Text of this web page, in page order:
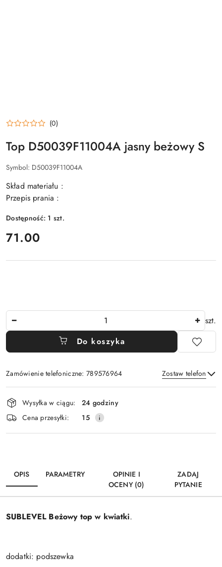
(0)
Top D50039F11004A jasny beżowy S
Symbol: D50039F11004A
Skład materiału :
Przepis prania :
Dostępność: 1 szt.
cena:
71.00
szt.
Do koszyka
Zamówienie telefoniczne: 789576964 Zostaw telefon
Wyślij
Dostępność
i
dostawa
Wysyłka w ciągu:
24 godziny
Cena przesyłki:
15
OPIS PARAMETRY
OPINIE I
OCENY (0)
ZADAJ
PYTANIE
SUBLEVEL Beżowy top w kwiatki.
dodatki: podszewka